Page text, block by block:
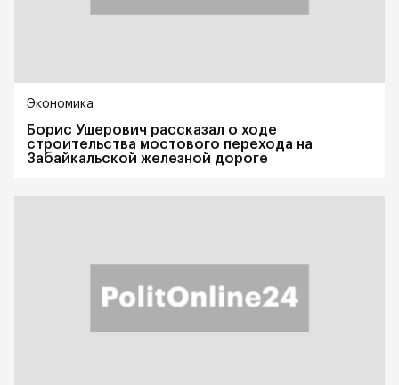
Экономика
Борис Ушерович рассказал о ходе
строительства мостового перехода на
Забайкальской железной дороге